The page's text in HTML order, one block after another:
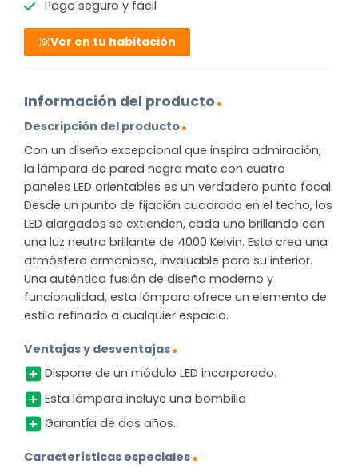
Pago seguro y fácil
Ver en tu habitación
Información del producto
Descripción del producto
Con un diseño excepcional que inspira admiración,
la lámpara de pared negra mate con cuatro
paneles LED orientables es un verdadero punto focal.
Desde un punto de fijación cuadrado en el techo, los
LED alargados se extienden, cada uno brillando con
una luz neutra brillante de 4000 Kelvin. Esto crea una
atmósfera armoniosa, invaluable para su interior.
Una auténtica fusión de diseño moderno y
funcionalidad, esta lámpara ofrece un elemento de
estilo refinado a cualquier espacio.
Ventajas y desventajas
Dispone de un módulo LED incorporado.
Esta lámpara incluye una bombilla
Garantía de dos años.
Características especiales